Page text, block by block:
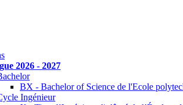
2026 - 2027
BX - Bachelor of Science de l'Ecole
Ingénieur